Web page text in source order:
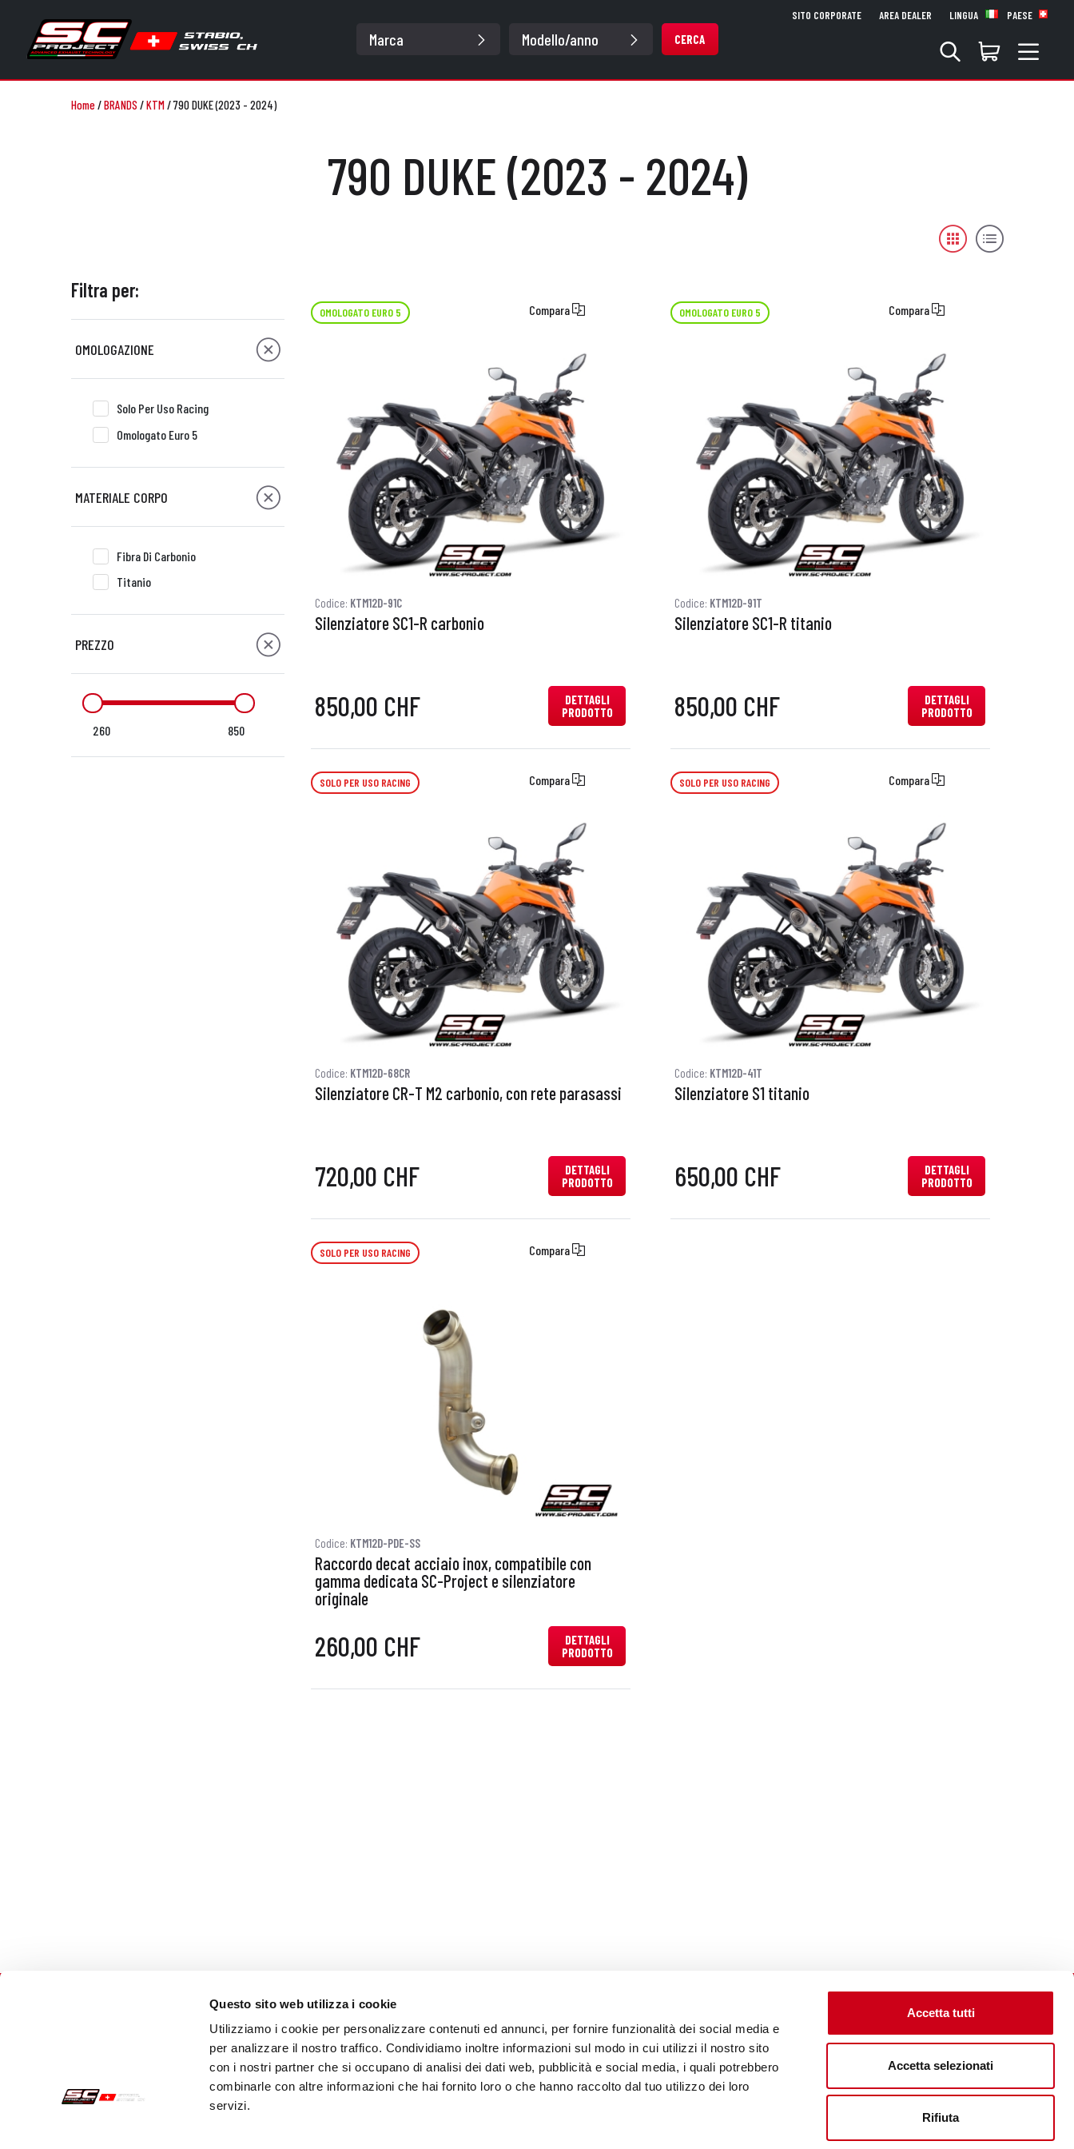
Questo sito web utilizza i cookie
Utilizziamo i cookie per personalizzare contenuti ed annunci, per fornire funzionalità dei social media e
per analizzare il nostro traffico. Condividiamo inoltre informazioni sul modo in cui utilizzi il nostro sito
con i nostri partner che si occupano di analisi dei dati web, pubblicità e social media, i quali potrebbero
combinarle con altre informazioni che hai fornito loro o che hanno raccolto dal tuo utilizzo dei loro
servizi.
Accetta tutti
Accetta selezionati
Rifiuta
CERCA
SITO CORPORATE AREA DEALER LINGUA PAESE
Home/BRANDS /KTM/790 DUKE (2023 - 2024)
790 DUKE (2023 - 2024)
Filtra per:
OMOLOGAZIONE
Solo Per Uso Racing
Omologato Euro 5
MATERIALE CORPO
Fibra Di Carbonio
Titanio
PREZZO
260 850
OMOLOGATO EURO 5 Compara
Codice: KTM12D-91C
Silenziatore SC1-R carbonio
850,00 CHF
DETTAGLI
PRODOTTO
OMOLOGATO EURO 5 Compara
Codice: KTM12D-91T
Silenziatore SC1-R titanio
850,00 CHF
DETTAGLI
PRODOTTO
SOLO PER USO RACING Compara
Codice: KTM12D-68CR
Silenziatore CR-T M2 carbonio, con rete parasassi
720,00 CHF
DETTAGLI
PRODOTTO
SOLO PER USO RACING Compara
Codice: KTM12D-41T
Silenziatore S1 titanio
650,00 CHF
DETTAGLI
PRODOTTO
SOLO PER USO RACING Compara
Codice: KTM12D-PDE-SS
Raccordo decat acciaio inox, compatibile con
gamma dedicata SC-Project e silenziatore
originale
260,00 CHF
DETTAGLI
PRODOTTO
Recesso
Customer care
Spedizioni
Follow us
Visita il sito corporate